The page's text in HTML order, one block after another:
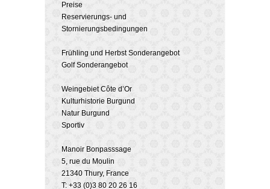
Preise
Reservierungs- und
Stornierungsbedingungen
Frühling und Herbst Sonderangebot
Golf Sonderangebot
Weingebiet Côte d’Or
Kulturhistorie Burgund
Natur Burgund
Sportiv
Manoir Bonpasssage
5, rue du Moulin
21340 Thury, France
T: +33 (0)3 80 20 26 16